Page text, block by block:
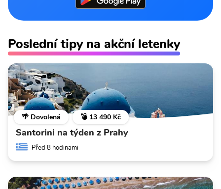
Poslední tipy na akční letenky
🌴 Dovolená 💣 13 490 Kč
Santorini na týden z Prahy
Před 8 hodinami